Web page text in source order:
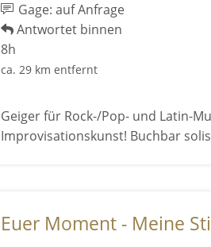
Gage: auf Anfrage
Antwortet binnen
8h
ca. 29 km entfernt
Geiger für Rock-/Pop- und Latin-
Improvisationskunst! Buchbar
Euer Moment - Meine